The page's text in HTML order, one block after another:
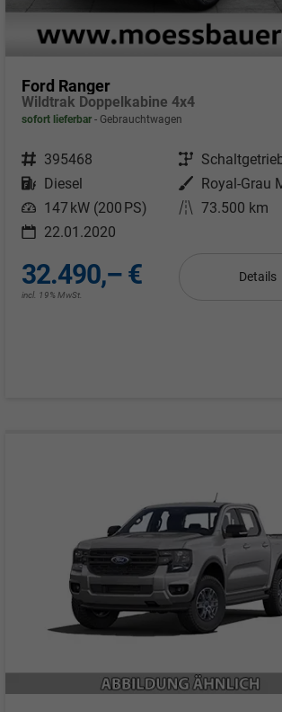
Ford Ranger
Wildtrak Doppelkabine 4x4
sofort lieferbar Gebrauchtwagen
Fahrzeugnr. 395468 Getriebe
Kraftstoff Diesel Außenfarbe Royal-Grau
Leistung 147 kW (200 PS) Kilometerstand 73.500 km
22.01.2020
32.490,– €
incl. 19% MwSt.
Details